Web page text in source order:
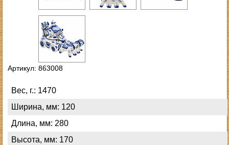
Артикул: 863008
Вес, г.: 1470
Ширина, мм: 120
Длина, мм: 280
Высота, мм: 170